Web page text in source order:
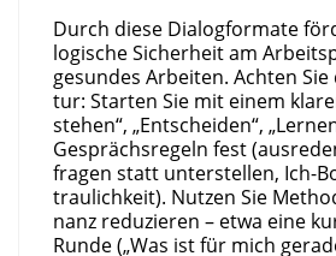
Durch die­se Dia­log­for­ma­te
lo­gi­sche Sicher­heit am
gesun­des Arbei­ten. Ach­ten
tur: Star­ten Sie mit einem
ste­hen“, „Ent­schei­den“,
Gesprächs­re­geln fest
fra­gen statt unter­stel­len, Ich-
trau­lich­keit). Nut­zen Sie
nanz redu­zie­ren – etwa eine
Run­de („Was ist für mich